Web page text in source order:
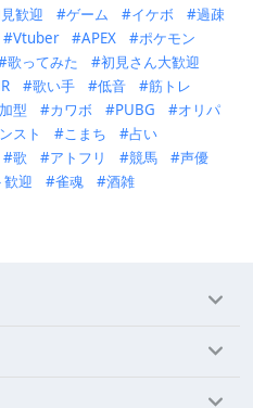
歓迎 ゲーム イケボ
過疎
Vtuber APEX
ポケモン
歌ってみた
初見さん大歓迎
歌い手 低音
筋トレ
型 カワボ PUBG
オリパ
スト こまち
占い
歌 アトフリ 競馬
声優
歓迎 雀魂 酒雑